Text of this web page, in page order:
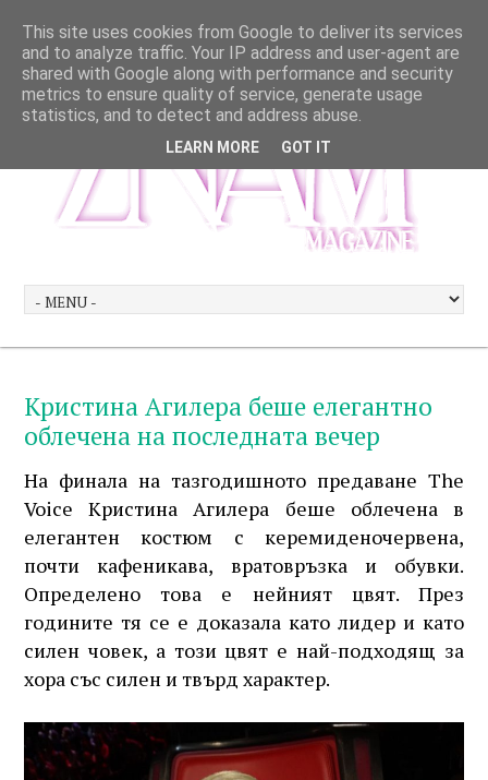
Кристина Агилера беше елегантно
облечена на последната вечер
На финала на тазгодишното предаване The
Voice Кристина Агилера беше облечена в
елегантен костюм с керемиденочервена,
почти кафеникава, вратовръзка и обувки.
Определено това е нейният цвят. През
годините тя се е доказала като лидер и като
силен човек, а този цвят е най-подходящ за
хора със силен и твърд характер.
This site uses cookies from Google to deliver its services
and to analyze traffic. Your IP address and user-agent are
shared with Google along with performance and security
metrics to ensure quality of service, generate usage
statistics, and to detect and address abuse.
LEARN MORE GOT IT